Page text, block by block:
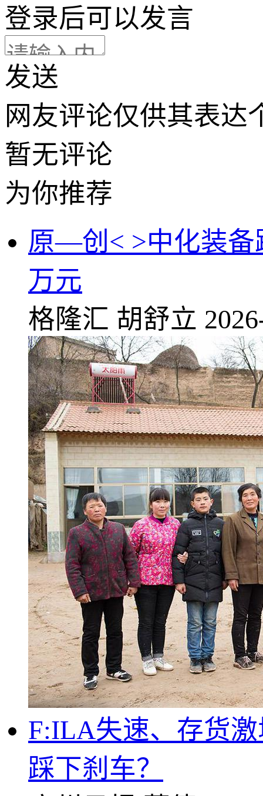
登录后可以发言
发送
网友评论仅供其表达
暂无评论
为你推荐
原—创< >中化装备
万元
格隆汇 胡舒立
F:ILA失速、存货
踩下刹车？